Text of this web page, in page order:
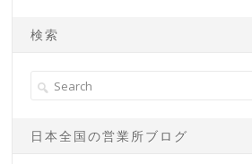
検索
日本全国の営業所ブログ